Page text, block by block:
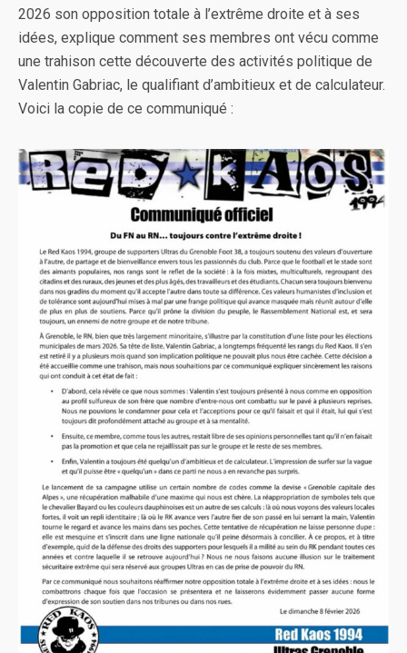
2026 son opposition totale à l’extrême droite et à ses
idées, explique comment ses membres ont vécu comme
une trahison cette découverte des activités politique de
Valentin Gabriac, le qualifiant d’ambitieux et de calculateur.
Voici la copie de ce communiqué :